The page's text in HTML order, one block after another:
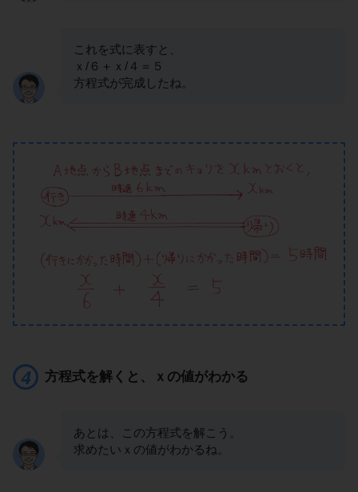
これを式に表すと、
ｘ/６＋ｘ/４＝５
方程式が完成したね。
方程式を解くと、ｘの値がわかる
あとは、この方程式を解こう。
求めたいｘの値がわかるね。